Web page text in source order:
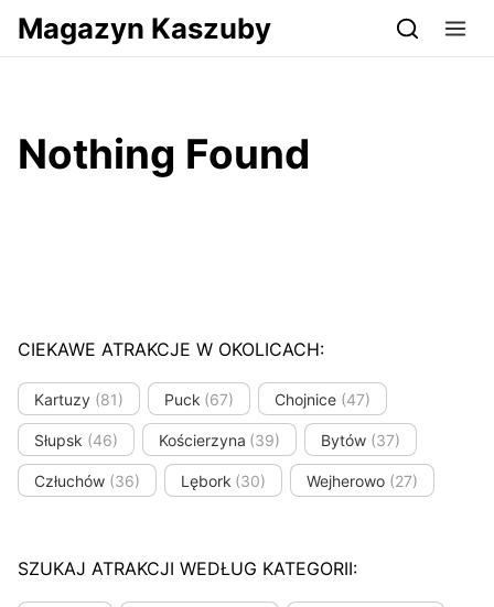
Przejdź do serwisu magazynkaszuby.pl
Magazyn Kaszuby
Nothing Found
CIEKAWE ATRAKCJE W OKOLICACH:
Kartuzy (81) Puck (67) Chojnice (47)
Słupsk (46) Kościerzyna (39) Bytów (37)
Człuchów (36) Lębork (30) Wejherowo (27)
SZUKAJ ATRAKCJI WEDŁUG KATEGORII: